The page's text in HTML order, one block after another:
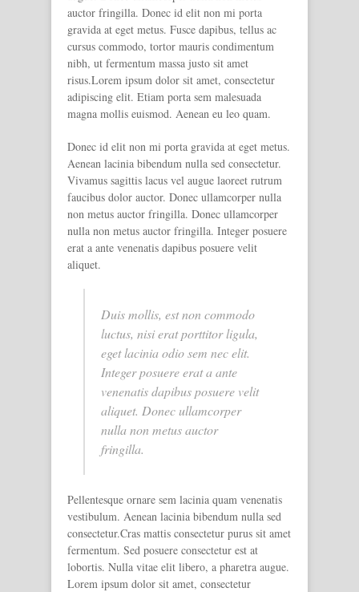
auctor fringilla. Donec id elit non mi porta
gravida at eget metus. Fusce dapibus, tellus ac
cursus commodo, tortor mauris condimentum
nibh, ut fermentum massa justo sit amet
risus.Lorem ipsum dolor sit amet, consectetur
adipiscing elit. Etiam porta sem malesuada
magna mollis euismod. Aenean eu leo quam.
Donec id elit non mi porta gravida at eget metus.
Aenean lacinia bibendum nulla sed consectetur.
Vivamus sagittis lacus vel augue laoreet rutrum
faucibus dolor auctor. Donec ullamcorper nulla
non metus auctor fringilla. Donec ullamcorper
nulla non metus auctor fringilla. Integer posuere
erat a ante venenatis dapibus posuere velit
aliquet.
Duis mollis, est non commodo
luctus, nisi erat porttitor ligula,
eget lacinia odio sem nec elit.
Integer posuere erat a ante
venenatis dapibus posuere velit
aliquet. Donec ullamcorper
nulla non metus auctor
fringilla.
Pellentesque ornare sem lacinia quam venenatis
vestibulum. Aenean lacinia bibendum nulla sed
consectetur.Cras mattis consectetur purus sit amet
fermentum. Sed posuere consectetur est at
lobortis. Nulla vitae elit libero, a pharetra augue.
Lorem ipsum dolor sit amet, consectetur